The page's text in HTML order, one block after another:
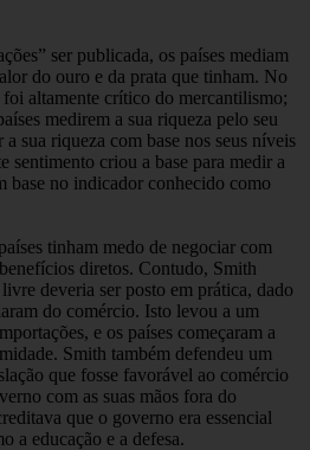
ser publicada, os países mediam
do ouro e da prata que tinham. No
altamente crítico do mercantilismo;
medirem a sua riqueza pelo seu
sua riqueza com base nos seus níveis
sentimento criou a base para medir a
base no indicador conhecido como
tinham medo de negociar com
diretos. Contudo, Smith
deveria ser posto em prática, dado
do comércio. Isto levou a um
e os países começaram a
Smith também defendeu um
que fosse favorável ao comércio
com as suas mãos fora do
que o governo era essencial
a educação e a defesa.